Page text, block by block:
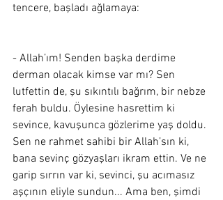
tencere, başladı ağlamaya:
- Allah’ım! Senden başka derdime
derman olacak kimse var mı? Sen
lutfettin de, şu sıkıntılı bağrım, bir nebze
ferah buldu. Öylesine hasrettim ki
sevince, kavuşunca gözlerime yaş doldu.
Sen ne rahmet sahibi bir Allah’sın ki,
bana sevinç gözyaşları ikram ettin. Ve ne
garip sırrın var ki, sevinci, şu acımasız
aşçının eliyle sundun... Ama ben, şimdi